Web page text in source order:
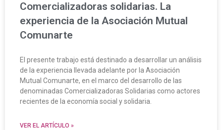
Comercializadoras solidarias. La
experiencia de la Asociación Mutual
Comunarte
El presente trabajo está destinado a desarrollar un análisis
de la experiencia llevada adelante por la Asociación
Mutual Comunarte, en el marco del desarrollo de las
denominadas Comercializadoras Solidarias como actores
recientes de la economía social y solidaria.
VER EL ARTÍCULO »